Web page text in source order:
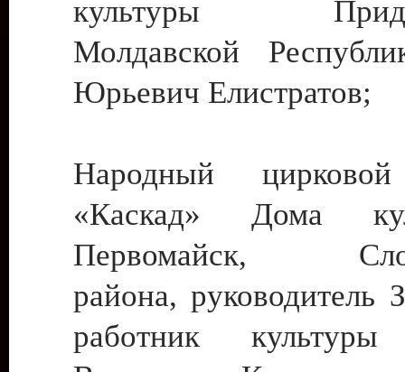
культуры
Молдавской
Юрьевич Елистратов;
Народный цирковой
«Каскад» Дома
Первомайск,
района, руководитель
работник культуры